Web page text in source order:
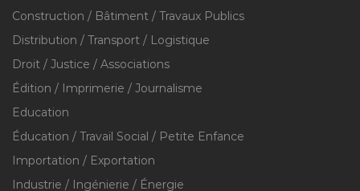
Construction / Bâtiment / Travaux Publics
Distribution / Transport / Logistique
Droit / Justice / Associations
Édition / Imprimerie / Journalisme
Education
Éducation / Travail Social / Petite Enfance
Importation / Exportation
Industrie / Ingénierie / Énergie